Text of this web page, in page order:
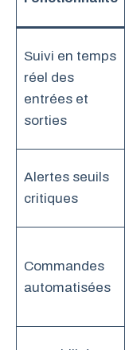
Suivi en temps
réel des
entrées et
sorties
Alertes seuils
critiques
Commandes
automatisées